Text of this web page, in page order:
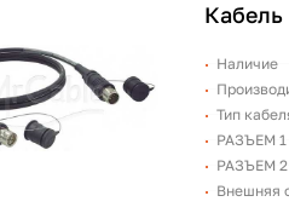
Кабель
Наличие
Тип
РАЗЪЕМ 1
РАЗЪЕМ 2
Внешняя